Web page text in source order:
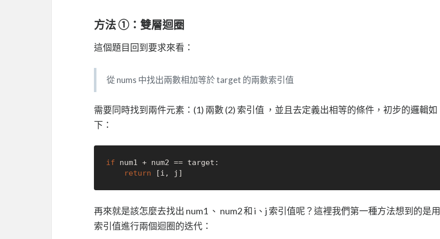
方法 ①：雙層迴圈
這個題目回到要求來看：
從 nums 中找出兩數相加等於 target 的兩數索引值
需要同時找到兩件元素：(1) 兩數 (2) 索引值 ，並且去定義出相等的條件，初步的邏輯如
下：
if num1 + num2 == target:
return
再來就是該怎麼去找出 num1 、 num2 和 i、j 索引值呢？這裡我們第一種方法想到的是用
索引值進行兩個迴圈的迭代：